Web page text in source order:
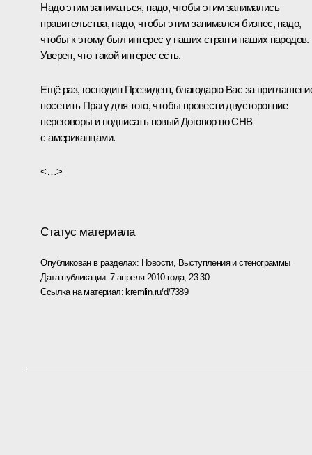
Надо этим заниматься, надо, чтобы этим занимались
правительства, надо, чтобы этим занимался бизнес, надо,
чтобы к этому был интерес у наших стран и наших народов.
Уверен, что такой интерес есть.
Ещё раз, господин Президент, благодарю Вас за
посетить Прагу для того, чтобы провести двусторонние
переговоры и подписать новый Договор по СНВ
с американцами.
<…>
Статус материала
Опубликован в разделах: Новости, Выступления и стенограммы
Дата публикации:7 апреля 2010 года, 23:30
Ссылка на материал: kremlin.ru/d/7389